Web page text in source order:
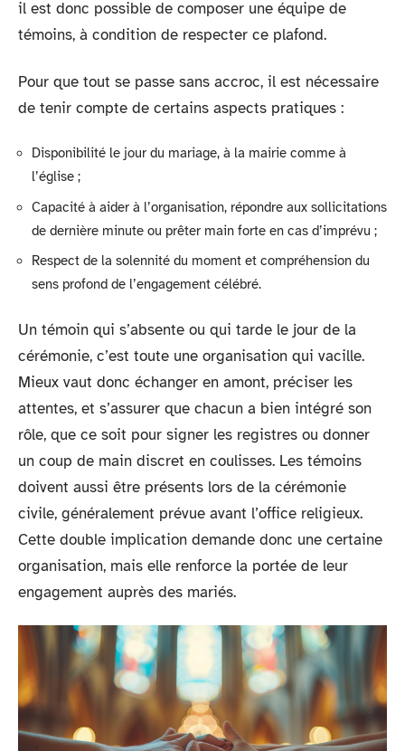
il est donc possible de composer une équipe de
témoins, à condition de respecter ce plafond.
Pour que tout se passe sans accroc, il est nécessaire
de tenir compte de certains aspects pratiques :
Disponibilité le jour du mariage, à la mairie comme à
l’église ;
Capacité à aider à l’organisation, répondre aux sollicitations
de dernière minute ou prêter main forte en cas d’imprévu ;
Respect de la solennité du moment et compréhension du
sens profond de l’engagement célébré.
Un témoin qui s’absente ou qui tarde le jour de la
cérémonie, c’est toute une organisation qui vacille.
Mieux vaut donc échanger en amont, préciser les
attentes, et s’assurer que chacun a bien intégré son
rôle, que ce soit pour signer les registres ou donner
un coup de main discret en coulisses. Les témoins
doivent aussi être présents lors de la cérémonie
civile, généralement prévue avant l’office religieux.
Cette double implication demande donc une certaine
organisation, mais elle renforce la portée de leur
engagement auprès des mariés.